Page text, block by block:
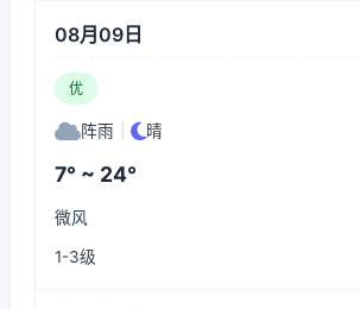
08月09日
优
阵雨 晴
7° ~ 24°
微风
1-3级